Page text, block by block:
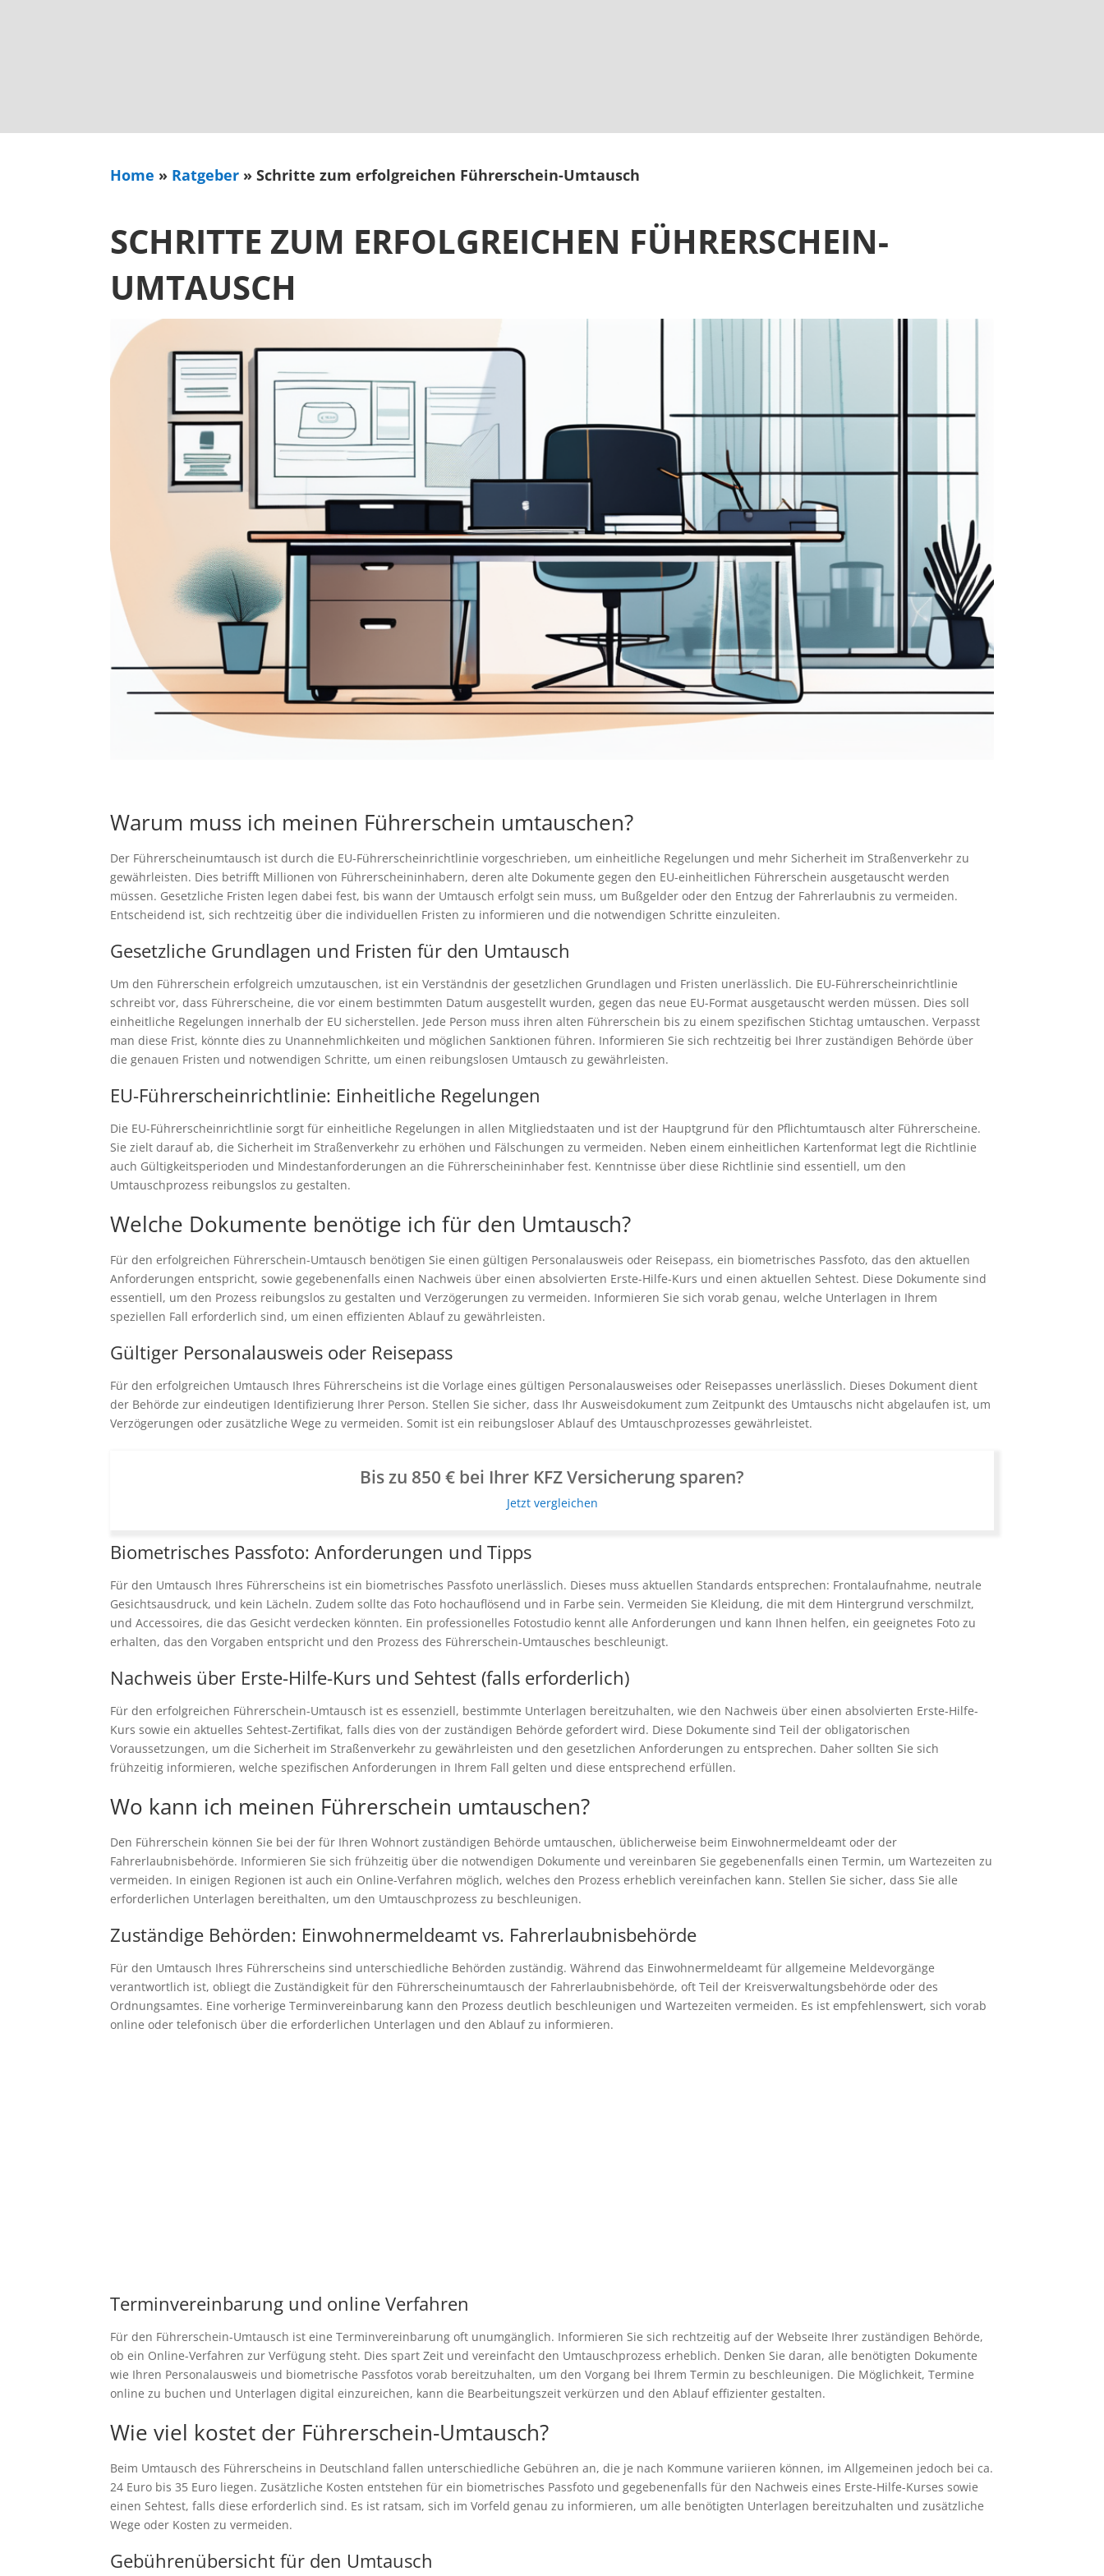
Home » Ratgeber »Schritte zum erfolgreichen Führerschein-Umtausch
SCHRITTE ZUM ERFOLGREICHEN FÜHRERSCHEIN-
UMTAUSCH
Warum muss ich meinen Führerschein umtauschen?
Der Führerscheinumtausch ist durch die EU-Führerscheinrichtlinie vorgeschrieben, um einheitliche Regelungen und mehr Sicherheit im Straßenverkehr zu
gewährleisten. Dies betrifft Millionen von Führerscheininhabern, deren alte Dokumente gegen den EU-einheitlichen Führerschein ausgetauscht werden
müssen. Gesetzliche Fristen legen dabei fest, bis wann der Umtausch erfolgt sein muss, um Bußgelder oder den Entzug der Fahrerlaubnis zu vermeiden.
Entscheidend ist, sich rechtzeitig über die individuellen Fristen zu informieren und die notwendigen Schritte einzuleiten.
Gesetzliche Grundlagen und Fristen für den Umtausch
Um den Führerschein erfolgreich umzutauschen, ist ein Verständnis der gesetzlichen Grundlagen und Fristen unerlässlich. Die EU-Führerscheinrichtlinie
schreibt vor, dass Führerscheine, die vor einem bestimmten Datum ausgestellt wurden, gegen das neue EU-Format ausgetauscht werden müssen. Dies soll
einheitliche Regelungen innerhalb der EU sicherstellen. Jede Person muss ihren alten Führerschein bis zu einem spezifischen Stichtag umtauschen. Verpasst
man diese Frist, könnte dies zu Unannehmlichkeiten und möglichen Sanktionen führen. Informieren Sie sich rechtzeitig bei Ihrer zuständigen Behörde über
die genauen Fristen und notwendigen Schritte, um einen reibungslosen Umtausch zu gewährleisten.
EU-Führerscheinrichtlinie: Einheitliche Regelungen
Die EU-Führerscheinrichtlinie sorgt für einheitliche Regelungen in allen Mitgliedstaaten und ist der Hauptgrund für den Pflichtumtausch alter Führerscheine.
Sie zielt darauf ab, die Sicherheit im Straßenverkehr zu erhöhen und Fälschungen zu vermeiden. Neben einem einheitlichen Kartenformat legt die Richtlinie
auch Gültigkeitsperioden und Mindestanforderungen an die Führerscheininhaber fest. Kenntnisse über diese Richtlinie sind essentiell, um den
Umtauschprozess reibungslos zu gestalten.
Welche Dokumente benötige ich für den Umtausch?
Für den erfolgreichen Führerschein-Umtausch benötigen Sie einen gültigen Personalausweis oder Reisepass, ein biometrisches Passfoto, das den aktuellen
Anforderungen entspricht, sowie gegebenenfalls einen Nachweis über einen absolvierten Erste-Hilfe-Kurs und einen aktuellen Sehtest. Diese Dokumente sind
essentiell, um den Prozess reibungslos zu gestalten und Verzögerungen zu vermeiden. Informieren Sie sich vorab genau, welche Unterlagen in Ihrem
speziellen Fall erforderlich sind, um einen effizienten Ablauf zu gewährleisten.
Gültiger Personalausweis oder Reisepass
Für den erfolgreichen Umtausch Ihres Führerscheins ist die Vorlage eines gültigen Personalausweises oder Reisepasses unerlässlich. Dieses Dokument dient
der Behörde zur eindeutigen Identifizierung Ihrer Person. Stellen Sie sicher, dass Ihr Ausweisdokument zum Zeitpunkt des Umtauschs nicht abgelaufen ist, um
Verzögerungen oder zusätzliche Wege zu vermeiden. Somit ist ein reibungsloser Ablauf des Umtauschprozesses gewährleistet.
Bis zu 850 € bei Ihrer KFZ Versicherung sparen?
Jetzt vergleichen
Biometrisches Passfoto: Anforderungen und Tipps
Für den Umtausch Ihres Führerscheins ist ein biometrisches Passfoto unerlässlich. Dieses muss aktuellen Standards entsprechen: Frontalaufnahme, neutrale
Gesichtsausdruck, und kein Lächeln. Zudem sollte das Foto hochauflösend und in Farbe sein. Vermeiden Sie Kleidung, die mit dem Hintergrund verschmilzt,
und Accessoires, die das Gesicht verdecken könnten. Ein professionelles Fotostudio kennt alle Anforderungen und kann Ihnen helfen, ein geeignetes Foto zu
erhalten, das den Vorgaben entspricht und den Prozess des Führerschein-Umtausches beschleunigt.
Nachweis über Erste-Hilfe-Kurs und Sehtest (falls erforderlich)
Für den erfolgreichen Führerschein-Umtausch ist es essenziell, bestimmte Unterlagen bereitzuhalten, wie den Nachweis über einen absolvierten Erste-Hilfe-
Kurs sowie ein aktuelles Sehtest-Zertifikat, falls dies von der zuständigen Behörde gefordert wird. Diese Dokumente sind Teil der obligatorischen
Voraussetzungen, um die Sicherheit im Straßenverkehr zu gewährleisten und den gesetzlichen Anforderungen zu entsprechen. Daher sollten Sie sich
frühzeitig informieren, welche spezifischen Anforderungen in Ihrem Fall gelten und diese entsprechend erfüllen.
Wo kann ich meinen Führerschein umtauschen?
Den Führerschein können Sie bei der für Ihren Wohnort zuständigen Behörde umtauschen, üblicherweise beim Einwohnermeldeamt oder der
Fahrerlaubnisbehörde. Informieren Sie sich frühzeitig über die notwendigen Dokumente und vereinbaren Sie gegebenenfalls einen Termin, um Wartezeiten zu
vermeiden. In einigen Regionen ist auch ein Online-Verfahren möglich, welches den Prozess erheblich vereinfachen kann. Stellen Sie sicher, dass Sie alle
erforderlichen Unterlagen bereithalten, um den Umtauschprozess zu beschleunigen.
Zuständige Behörden: Einwohnermeldeamt vs. Fahrerlaubnisbehörde
Für den Umtausch Ihres Führerscheins sind unterschiedliche Behörden zuständig. Während das Einwohnermeldeamt für allgemeine Meldevorgänge
verantwortlich ist, obliegt die Zuständigkeit für den Führerscheinumtausch der Fahrerlaubnisbehörde, oft Teil der Kreisverwaltungsbehörde oder des
Ordnungsamtes. Eine vorherige Terminvereinbarung kann den Prozess deutlich beschleunigen und Wartezeiten vermeiden. Es ist empfehlenswert, sich vorab
online oder telefonisch über die erforderlichen Unterlagen und den Ablauf zu informieren.
Terminvereinbarung und online Verfahren
Für den Führerschein-Umtausch ist eine Terminvereinbarung oft unumgänglich. Informieren Sie sich rechtzeitig auf der Webseite Ihrer zuständigen Behörde,
ob ein Online-Verfahren zur Verfügung steht. Dies spart Zeit und vereinfacht den Umtauschprozess erheblich. Denken Sie daran, alle benötigten Dokumente
wie Ihren Personalausweis und biometrische Passfotos vorab bereitzuhalten, um den Vorgang bei Ihrem Termin zu beschleunigen. Die Möglichkeit, Termine
online zu buchen und Unterlagen digital einzureichen, kann die Bearbeitungszeit verkürzen und den Ablauf effizienter gestalten.
Wie viel kostet der Führerschein-Umtausch?
Beim Umtausch des Führerscheins in Deutschland fallen unterschiedliche Gebühren an, die je nach Kommune variieren können, im Allgemeinen jedoch bei ca.
24 Euro bis 35 Euro liegen. Zusätzliche Kosten entstehen für ein biometrisches Passfoto und gegebenenfalls für den Nachweis eines Erste-Hilfe-Kurses sowie
einen Sehtest, falls diese erforderlich sind. Es ist ratsam, sich im Vorfeld genau zu informieren, um alle benötigten Unterlagen bereitzuhalten und zusätzliche
Wege oder Kosten zu vermeiden.
Gebührenübersicht für den Umtausch